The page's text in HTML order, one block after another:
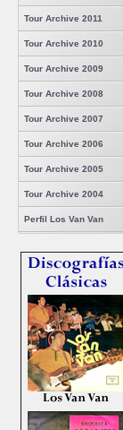
Tour Archive 2011
Tour Archive 2010
Tour Archive 2009
Tour Archive 2008
Tour Archive 2007
Tour Archive 2006
Tour Archive 2005
Tour Archive 2004
Perfil Los Van Van